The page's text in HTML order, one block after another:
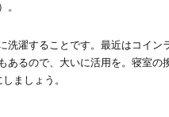
洗濯することです。最近はコイン
あるので、大いに活用を。寝室の
ましょう。